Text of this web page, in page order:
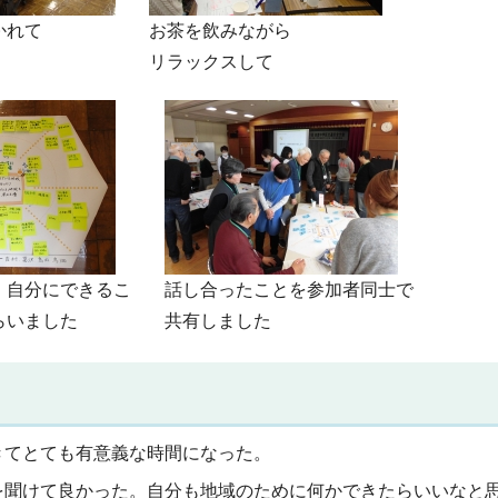
れて
お茶を飲みながら
リラックスして
分にできるこ
いました
話し合ったことを参加者同士で
共有しました
とても有意義な時間になった。
けて良かった。自分も地域のために何かできたらいいなと